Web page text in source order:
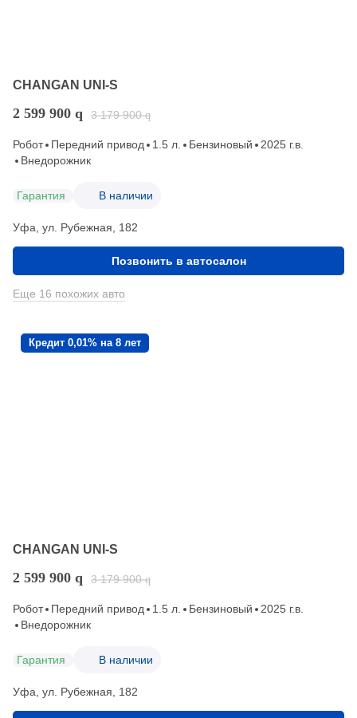
CHANGAN UNI-S
2 599 900 q 3 179 900 q
Робот Передний привод 1.5 л. Бензиновый
2025 г.в.
Внедорожник
Гарантия В наличии
Уфа, ул. Рубежная, 182
Позвонить в автосалон
Еще 16 похожих авто
Кредит 0,01% на 8 лет
CHANGAN UNI-S
2 599 900 q 3 179 900 q
Робот Передний привод 1.5 л. Бензиновый
2025 г.в.
Внедорожник
Гарантия В наличии
Уфа, ул. Рубежная, 182